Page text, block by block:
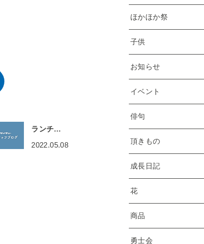
ランチ…
2022.05.08
ほかほか祭
子供
お知らせ
イベント
俳句
頂きもの
成長日記
花
商品
勇士会